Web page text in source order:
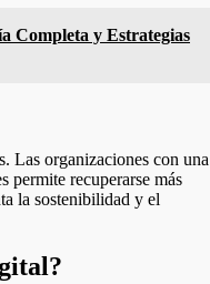
Completa y Estrategias
Las organizaciones con una
permite recuperarse más
la sostenibilidad y el